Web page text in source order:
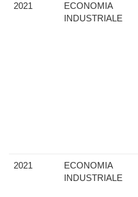
2021
ECONOMIA
INDUSTRIALE
2021
ECONOMIA
INDUSTRIALE